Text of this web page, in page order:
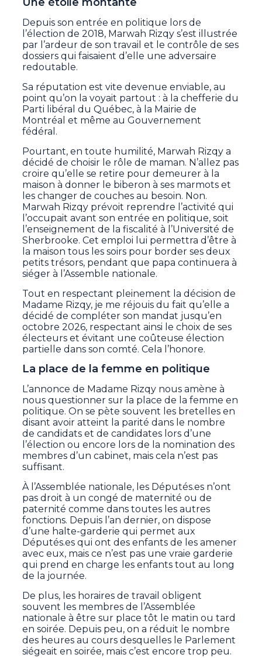
Depuis son entrée en politique lors de
l’élection de 2018, Marwah Rizqy s’est illustrée
par l’ardeur de son travail et le contrôle de ses
dossiers qui faisaient d’elle une adversaire
redoutable.
Sa réputation est vite devenue enviable, au
point qu’on la voyait partout : à la chefferie du
Parti libéral du Québec, à la Mairie de
Montréal et même au Gouvernement
fédéral.
Pourtant, en toute humilité, Marwah Rizqy a
décidé de choisir le rôle de maman. N’allez pas
croire qu’elle se retire pour demeurer à la
maison à donner le biberon à ses marmots et
les changer de couches au besoin. Non.
Marwah Rizqy prévoit reprendre l’activité qui
l’occupait avant son entrée en politique, soit
l’enseignement de la fiscalité à l’Université de
Sherbrooke. Cet emploi lui permettra d’être à
la maison tous les soirs pour border ses deux
petits trésors, pendant que papa continuera à
siéger à l’Assemble nationale.
Tout en respectant pleinement la décision de
Madame Rizqy, je me réjouis du fait qu’elle a
décidé de compléter son mandat jusqu’en
octobre 2026, respectant ainsi le choix de ses
électeurs et évitant une coûteuse élection
partielle dans son comté. Cela l’honore.
La place de la femme en politique
L’annonce de Madame Rizqy nous amène à
nous questionner sur la place de la femme en
politique. On se pète souvent les bretelles en
disant avoir atteint la parité dans le nombre
de candidats et de candidates lors d’une
l’élection ou encore lors de la nomination des
membres d’un cabinet, mais cela n’est pas
suffisant.
À l’Assemblée nationale, les Députés.es n’ont
pas droit à un congé de maternité ou de
paternité comme dans toutes les autres
fonctions. Depuis l’an dernier, on dispose
d’une halte-garderie qui permet aux
Députés.es qui ont des enfants de les amener
avec eux, mais ce n’est pas une vraie garderie
qui prend en charge les enfants tout au long
de la journée.
De plus, les horaires de travail obligent
souvent les membres de l’Assemblée
nationale à être sur place tôt le matin ou tard
en soirée. Depuis peu, on a réduit le nombre
des heures au cours desquelles le Parlement
siégeait en soirée, mais c’est encore trop peu.